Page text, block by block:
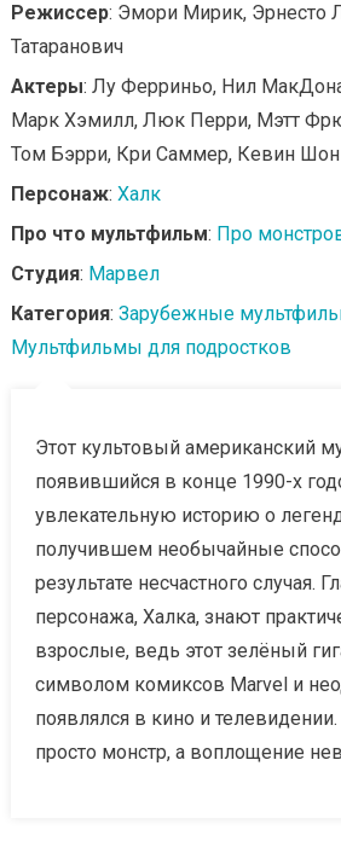
Режиссер: Эмори Мирик, Эрнесто
Татаранович
Актеры: Лу Ферриньо, Нил
Марк Хэмилл, Люк Перри, Мэтт
Том Бэрри, Кри Саммер, Кевин Шон
Персонаж: Халк
Про что мультфильм: Про
Студия: Марвел
Категория: Зарубежные
Мультфильмы для подростков
Этот культовый американский
появившийся в конце 1990-х
увлекательную историю о
получившем необычайные
результате несчастного случая.
персонажа, Халка, знают
взрослые, ведь этот зелёный
символом комиксов Marvel и
появлялся в кино и
просто монстр, а воплощение